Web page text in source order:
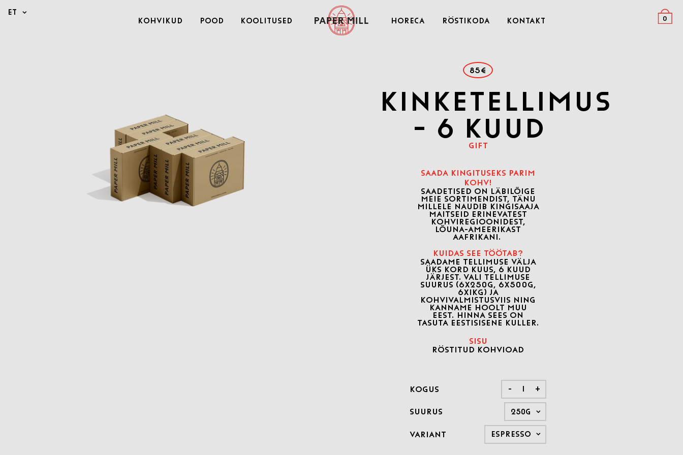
Kohvikud Pood Koolitused Horeca Röstikoda Kontakt 0
85€
Kinketellimus
- 6 kuud
Gift
SAADA KINGITUSEKS PARIM
KOHV!
SAADETISED ON LÄBILÕIGE
MEIE SORTIMENDIST, TÄNU
MILLELE NAUDIB KINGISAAJA
MAITSEID ERINEVATEST
KOHVIREGIOONIDEST,
LÕUNA-AMEERIKAST
AAFRIKANI.
KUIDAS SEE TÖÖTAB?
SAADAME TELLIMUSE VÄLJA
ÜKS KORD KUUS, 6 KUUD
JÄRJEST. VALI TELLIMUSE
SUURUS (6X250G, 6X500G,
6X1KG) JA
KOHVIVALMISTUSVIIS NING
KANNAME HOOLT MUU
EEST. HINNA SEES ON
TASUTA EESTISISENE KULLER.
SISU
RÖSTITUD KOHVIOAD
Kogus - +
Suurus
Variant